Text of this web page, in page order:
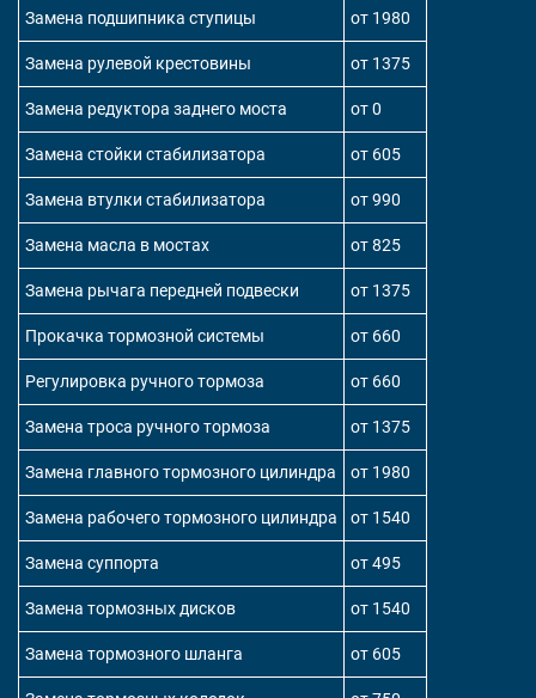
Замена подшипника ступицы от 1980
Замена рулевой крестовины от 1375
Замена редуктора заднего моста от 0
Замена стойки стабилизатора от 605
Замена втулки стабилизатора от 990
Замена масла в мостах от 825
Замена рычага передней подвески от 1375
Прокачка тормозной системы от 660
Регулировка ручного тормоза от 660
Замена троса ручного тормоза от 1375
Замена главного тормозного цилиндра от 1980
Замена рабочего тормозного цилиндра от 1540
Замена суппорта от 495
Замена тормозных дисков от 1540
Замена тормозного шланга от 605